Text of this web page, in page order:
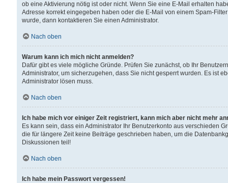
ob eine Aktivierung nötig ist oder nicht. Wenn Sie eine E-Mail erhalten
Adresse korrekt eingegeben haben oder die E-Mail von einem Spam-
wurde, dann kontaktieren Sie einen Administrator.
Nach oben
Warum kann ich mich nicht anmelden?
Dafür gibt es viele mögliche Gründe. Prüfen Sie zunächst, ob Ihr
Administrator, um sicherzugehen, dass Sie nicht gesperrt wurden. Es ist
Administrator lösen muss.
Nach oben
Ich habe mich vor einiger Zeit registriert, kann mich aber nicht mehr
Es kann sein, dass ein Administrator Ihr Benutzerkonto aus verschieden
die für längere Zeit keine Beiträge geschrieben haben, um die
Diskussionen teil!
Nach oben
Ich habe mein Passwort vergessen!